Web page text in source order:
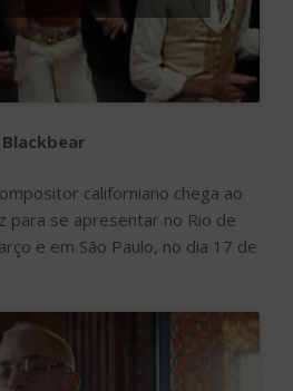
Blackbear
californiano chega ao
para se apresentar no Rio de
e em São Paulo, no dia 17 de